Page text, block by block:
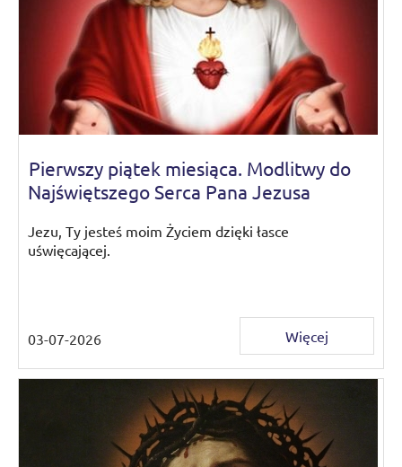
Pierwszy piątek miesiąca. Modlitwy do
Najświętszego Serca Pana Jezusa
Jezu, Ty jesteś moim Życiem dzięki łasce
uświęcającej.
03-07-2026 Więcej